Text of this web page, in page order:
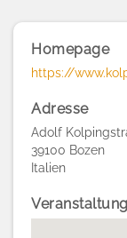
Homepage
https://
Adresse
Adolf
39100 Bozen
Italien